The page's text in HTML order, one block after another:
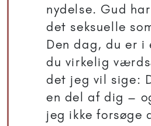
nydelse. Gud
det seksuelle
Den dag, du er
du virkelig
det jeg vil sige:
en del af dig –
jeg ikke